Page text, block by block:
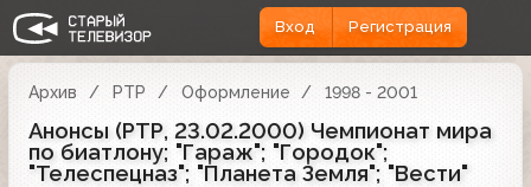
Вход Регистрация
Архив РТР Оформление 1998 - 2001
Анонсы (РТР, 23.02.2000) Чемпионат мира
по биатлону; "Гараж"; "Городок";
"Телеспецназ"; "Планета Земля"; "Вести"